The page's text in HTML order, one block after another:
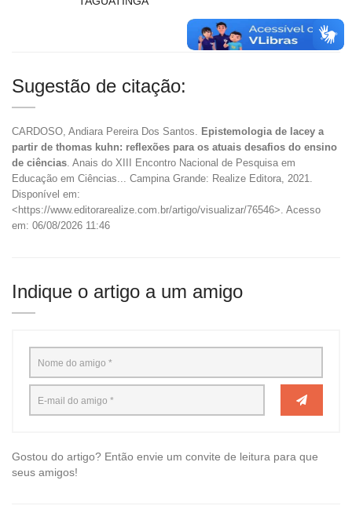
Sugestão de citação:
CARDOSO, Andiara Pereira Dos Santos. Epistemologia de lacey a
partir de thomas kuhn: reflexões para os atuais desafios do ensino
de ciências. Anais do XIII Encontro Nacional de Pesquisa em
Educação em Ciências... Campina Grande: Realize Editora, 2021.
Disponível em:
<https://www.editorarealize.com.br/artigo/visualizar/76546>. Acesso
em: 06/08/2026 11:46
Indique o artigo a um amigo
Gostou do artigo? Então envie um convite de leitura para que
seus amigos!